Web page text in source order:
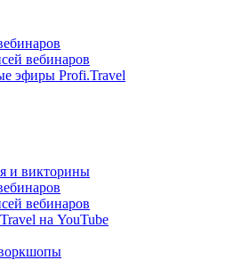
вебинаров
эфиры Profi.Travel
и викторины
вебинаров
на YouTube